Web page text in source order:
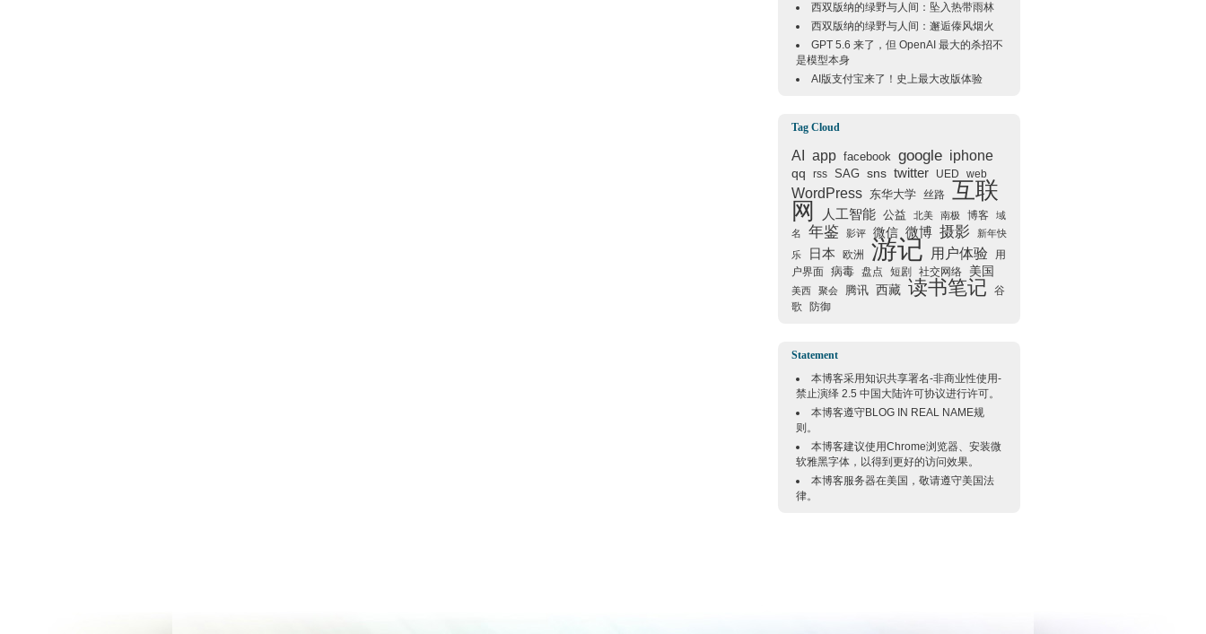
西双版纳的绿野与人间：坠入热带雨林
西双版纳的绿野与人间：邂逅傣风烟火
GPT 5.6 来了，但 OpenAI 最大的杀招不
是模型本身
AI版支付宝来了！史上最大改版体验
Tag Cloud
AI app facebook google iphone
qq rss SAG sns twitter UED web
WordPress 东华大学 丝路 互联
网
人工智能 公益 北美 南极 博客
域
名
年鉴 影评 微信 微博 摄影
新年快
乐
日本 欧洲 游记 用户体验
用
户界面
病毒 盘点 短剧 社交网络 美国
美西 聚会 腾讯 西藏 读书笔记
谷
歌
防御
Statement
本博客采用知识共享署名-非商业性使用-
禁止演绎 2.5 中国大陆许可协议进行许可。
本博客遵守BLOG IN REAL NAME规
则。
本博客建议使用Chrome浏览器、安装微
软雅黑字体，以得到更好的访问效果。
本博客服务器在美国 ，敬请遵守美国法
律。